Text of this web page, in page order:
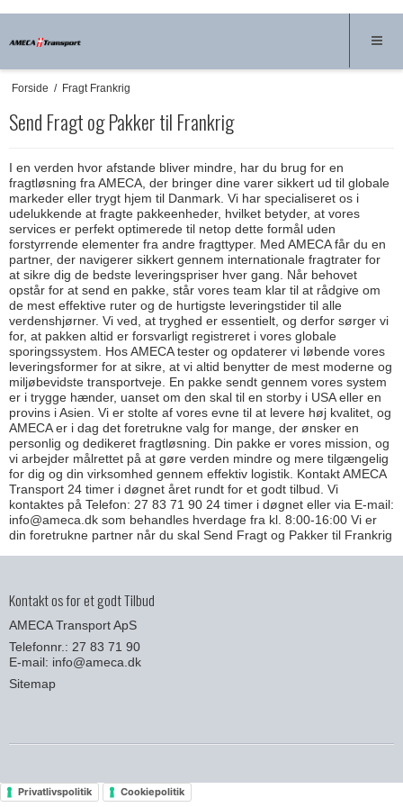
Forside / Fragt Frankrig
Send Fragt og Pakker til Frankrig
I en verden hvor afstande bliver mindre, har du brug for en
fragtløsning fra AMECA, der bringer dine varer sikkert ud til globale
markeder eller trygt hjem til Danmark. Vi har specialiseret os i
udelukkende at fragte pakkeenheder, hvilket betyder, at vores
services er perfekt optimerede til netop dette formål uden
forstyrrende elementer fra andre fragttyper. Med AMECA får du en
partner, der navigerer sikkert gennem internationale fragtrater for
at sikre dig de bedste leveringspriser hver gang. Når behovet
opstår for at send en pakke, står vores team klar til at rådgive om
de mest effektive ruter og de hurtigste leveringstider til alle
verdenshjørner. Vi ved, at tryghed er essentielt, og derfor sørger vi
for, at pakken altid er forsvarligt registreret i vores globale
sporingssystem. Hos AMECA tester og opdaterer vi løbende vores
leveringsformer for at sikre, at vi altid benytter de mest moderne og
miljøbevidste transportveje. En pakke sendt gennem vores system
er i trygge hænder, uanset om den skal til en storby i USA eller en
provins i Asien. Vi er stolte af vores evne til at levere høj kvalitet, og
AMECA er i dag det foretrukne valg for mange, der ønsker en
personlig og dedikeret fragtløsning. Din pakke er vores mission, og
vi arbejder målrettet på at gøre verden mindre og mere tilgængelig
for dig og din virksomhed gennem effektiv logistik. Kontakt AMECA
Transport 24 timer i døgnet året rundt for et godt tilbud. Vi
kontaktes på Telefon: 27 83 71 90 24 timer i døgnet eller via E-mail:
info@ameca.dk som behandles hverdage fra kl. 8:00-16:00 Vi er
din foretrukne partner når du skal Send Fragt og Pakker til Frankrig
Kontakt os for et godt Tilbud
AMECA Transport ApS
Telefonnr.: 27 83 71 90
E-mail: info@ameca.dk
Sitemap
Privatlivspolitik Cookiepolitik